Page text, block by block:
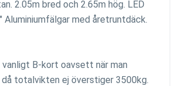
2.05m bred och 2.65m hög. LED
Aluminiumfälgar med åretruntdäck.
vanligt B-kort oavsett när man
totalvikten ej överstiger 3500kg.